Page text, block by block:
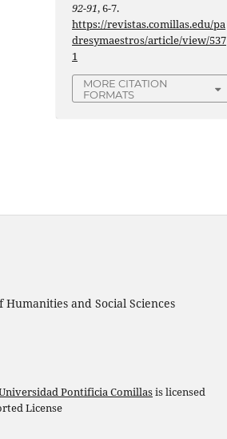
92-91, 6-7.
https://revistas.comillas.edu/pa
dresymaestros/article/view/537
1
MORE CITATION
FORMATS
and Social Sciences
Pontificia Comillasis licensed
License